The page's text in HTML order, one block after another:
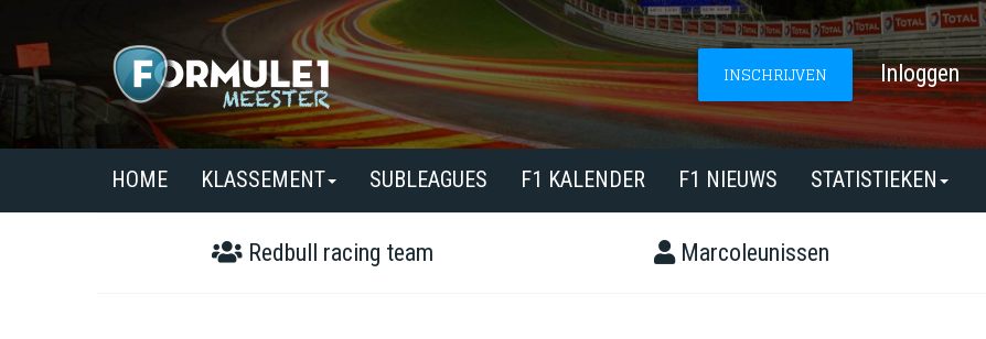
INSCHRIJVEN Inloggen
HOME KLASSEMENT SUBLEAGUES F1 KALENDER F1 NIEUWS STATISTIEKEN
Redbull racing team Marcoleunissen